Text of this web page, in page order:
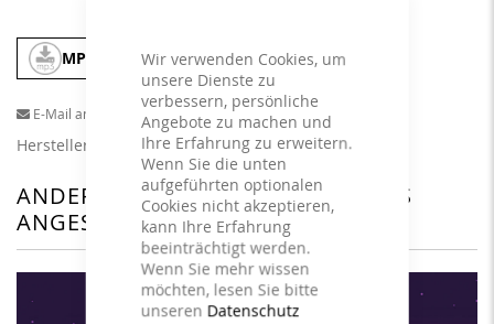
Wir verwenden Cookies, um
unsere Dienste zu
verbessern, persönliche
Angebote zu machen und
Ihre Erfahrung zu erweitern.
Wenn Sie die unten
aufgeführten optionalen
Cookies nicht akzeptieren,
kann Ihre Erfahrung
beeinträchtigt werden.
Wenn Sie mehr wissen
möchten, lesen Sie bitte
unseren Datenschutz
MP3 In den Warenkorb
E-Mail an einen Freund
Herstellerangaben
ANDERE KUNDEN HABEN SICH DAS
ANGESEHEN